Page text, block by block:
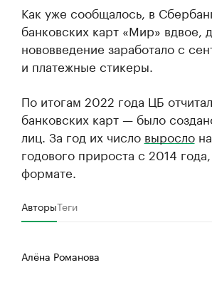
Как уже сообщалось, в
банковских карт «Мир» вдвое,
нововведение заработало с
и платежные стикеры.
По итогам 2022 года ЦБ
банковских карт — было
лиц. За год их число вырослона
годового прироста с 2014
формате.
АвторыТеги
Алёна Романова